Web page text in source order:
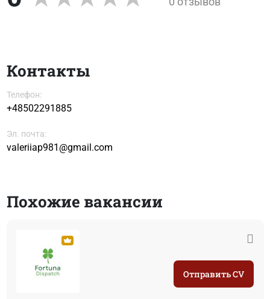
Контакты
Телефон:
+48502291885
Эл. почта:
valeriiap981@gmail.com
Похожие вакансии
Отправить CV